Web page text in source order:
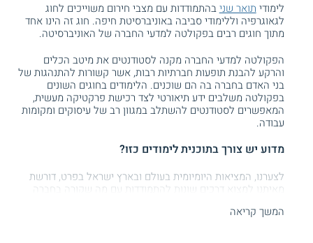
לימודי תואר שניבהתמודדות עם מצבי חירום משוייכים לחוג
לגאוגרפיה וללימודי סביבה באוניברסיטת חיפה. חוג זה הינו אחד
מתוך חוגים רבים בפקולטה למדעי החברה של האוניברסיטה.
הפקולטה למדעי החברה מקנה לסטודנטים את מיטב הכלים
והרקע להבנת תופעות חברתיות רבות, אשר קשורות להתנהגות של
בני האדם בחברה בה הם שוכנים. הלימודים בחוגים השונים
בפקולטה משלבים ידע תיאורטי לצד רכישת פרקטיקה מעשית,
המאפשרים לסטודנטים להשתלב במגוון רב של עיסוקים ומקומות
עבודה.
מדוע יש צורך בתוכנית לימודים כזו?
לצערנו, המציאות היומיומית בעולם ובארץ ישראל בפרט, דורשת
מאיתנו למצוא דרכים שונות להתמודדות עם מה שקורה בחברה
מרבית האסונות הינם בלתי צפויים וחלקם גם בלתי הפיכים!
המשך קריאה